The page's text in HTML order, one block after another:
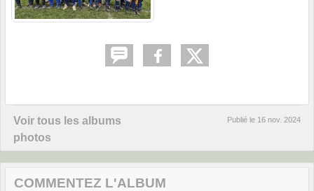
Voir tous les albums
photos
Publié le 16 nov. 2024
COMMENTEZ L'ALBUM